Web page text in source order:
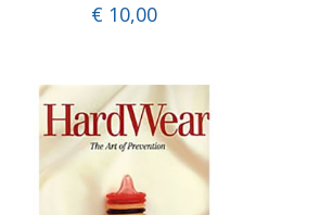
€ 10,00